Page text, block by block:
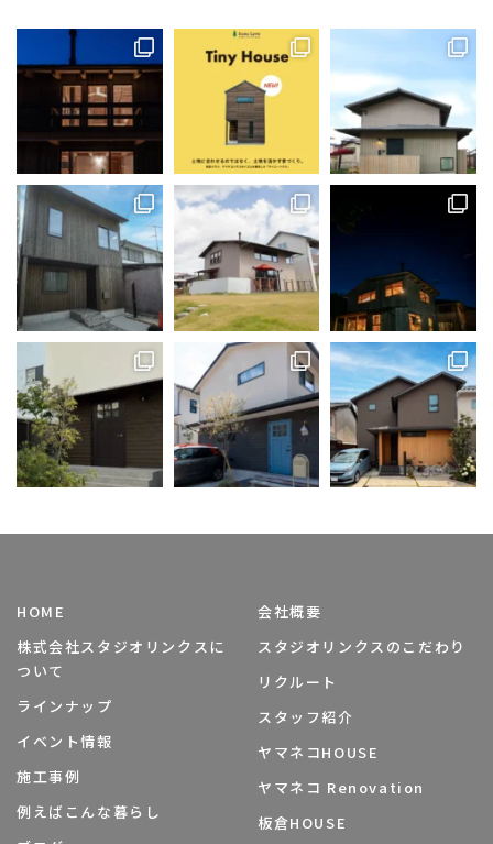
HOME
株式会社スタジオリンクスに
ついて
ラインナップ
イベント情報
施工事例
例えばこんな暮らし
会社概要
スタジオリンクスのこだわり
リクルート
スタッフ紹介
ヤマネコHOUSE
ヤマネコ Renovation
板倉HOUSE